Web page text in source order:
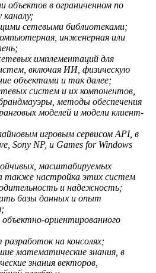
объектов в ограниченном по
каналу;
сетевыми библиотеками;
инженерная или
имплементаций для
включая ИИ, физическую
объектами и так далее;
систем и их компонентов,
методы обеспечения
моделей и модели клиент-
игровым сервисом API, в
Sony NP, и Games for Windows
масштабируемых
также настройка этих систем
и надежность;
базы данных и опыт
ориентированного
на консолях;
математические знания, в
знания векторов,